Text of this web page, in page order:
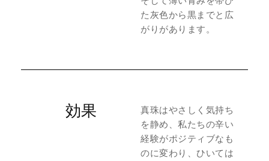
た灰色から黒までと広
がりがあります。
効果
真珠はやさしく気持ち
を静め、私たちの辛い
経験がポジティブなも
のに変わり、ひいては